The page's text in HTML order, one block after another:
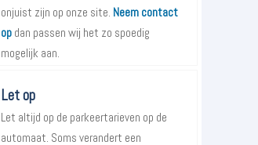
onjuist zijn op onze site. Neem contact
op dan passen wij het zo spoedig
mogelijk aan.
Let op
Let altijd op de parkeertarieven op de
automaat. Soms verandert een